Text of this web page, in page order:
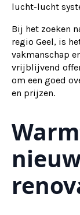
lucht-lucht
Bij het zoeken
regio Geel, is
vakmanschap
vrijblijvend
om een goed
en prijzen.